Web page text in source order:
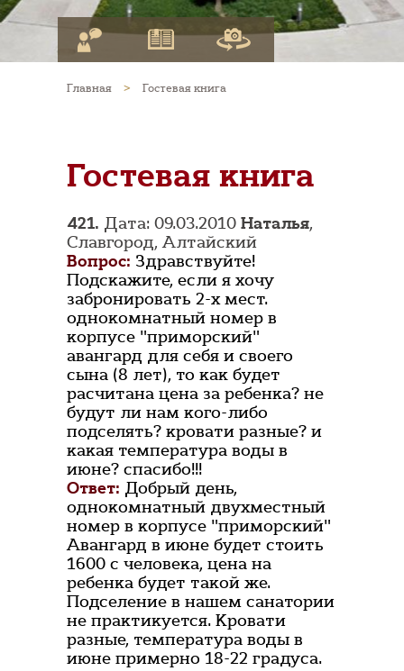
Главная > Гостевая книга
Гостевая книга
421. Дата: 09.03.2010 Наталья,
Славгород, Алтайский
Вопрос: Здравствуйте!
Подскажите, если я хочу
забронировать 2-х мест.
однокомнатный номер в
корпусе "приморский"
авангард для себя и своего
сына (8 лет), то как будет
расчитана цена за ребенка? не
будут ли нам кого-либо
подселять? кровати разные? и
какая температура воды в
июне? спасибо!!!
Ответ: Добрый день,
однокомнатный двухместный
номер в корпусе "приморский"
Авангард в июне будет стоить
1600 с человека, цена на
ребенка будет такой же.
Подселение в нашем санатории
не практикуется. Кровати
разные, температура воды в
июне примерно 18-22 градуса.